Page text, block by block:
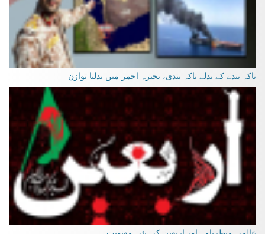
ناکہ بندے کے بدلے ناکہ بندی، بحیرہ احمر میں بدلتا توازن